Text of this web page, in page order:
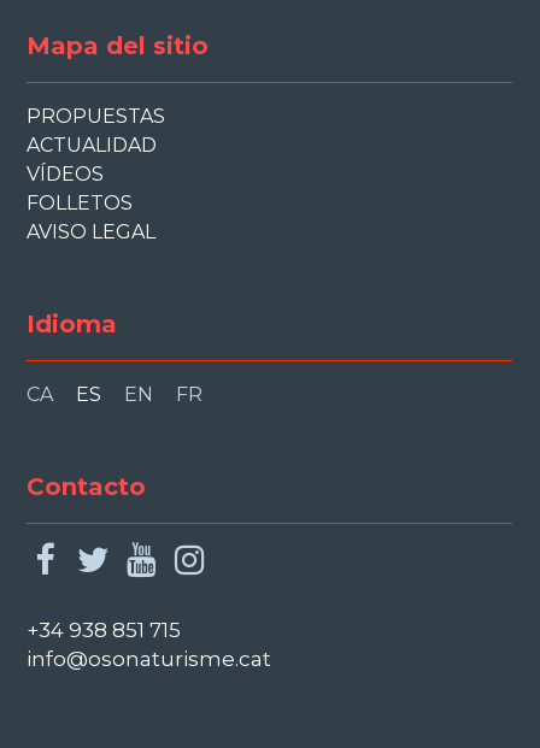
Mapa del sitio
PROPUESTAS
ACTUALIDAD
VÍDEOS
FOLLETOS
AVISO LEGAL
Idioma
CA ES EN FR
Contacto
facebook
twitteryoutube
+34 938 851 715
info@osonaturisme.cat